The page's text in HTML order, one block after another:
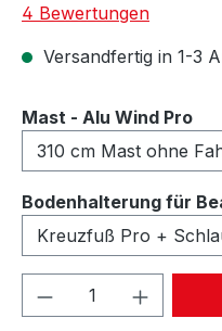
Durchschnittliche
4 Bewertungen
Versandfertig in 1-3
Mast - Alu Wind Pro
Bodenhalterung für
Produkt